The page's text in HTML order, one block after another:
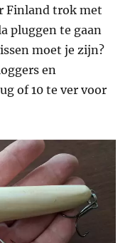
Finland trok met
pluggen te gaan
moet je zijn?
en
of 10 te ver voor